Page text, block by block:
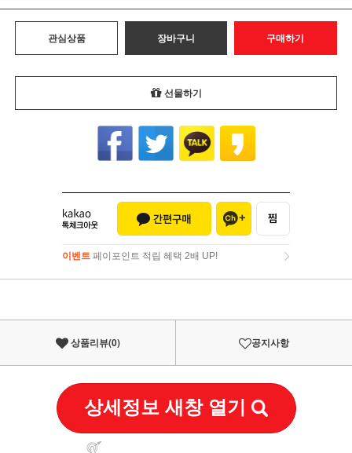
관심상품 장바구니 구매하기
선물하기
이벤트 페이포인트 적립 혜택 2배 UP!
이벤트페이포인트 적립 혜택 2배 UP!
상품리뷰(0) 공지사항
상세정보 새창 열기